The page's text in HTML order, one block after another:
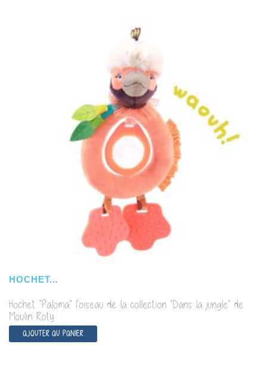
HOCHET...
Hochet "Paloma" l'oiseau de la collection "Dans la jungle" de
Moulin Roty
AJOUTER AU PANIER